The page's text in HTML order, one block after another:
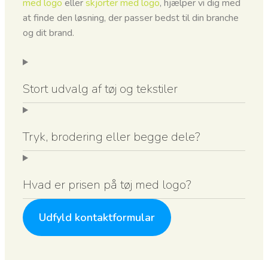
med logo ellerskjorter med logo, hjælper vi dig med
at finde den løsning, der passer bedst til din branche
og dit brand.
Stort udvalg af tøj og tekstiler
Tryk, brodering eller begge dele?
Hvad er prisen på tøj med logo?
Udfyld kontaktformular